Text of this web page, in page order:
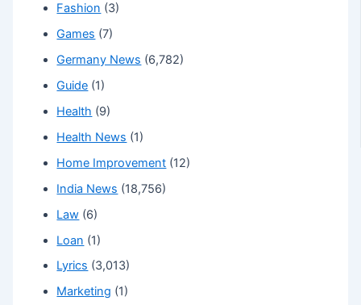
Fashion (3)
Games (7)
Germany News (6,782)
Guide (1)
Health (9)
Health News (1)
Home Improvement (12)
India News (18,756)
Law (6)
Loan (1)
Lyrics (3,013)
Marketing (1)